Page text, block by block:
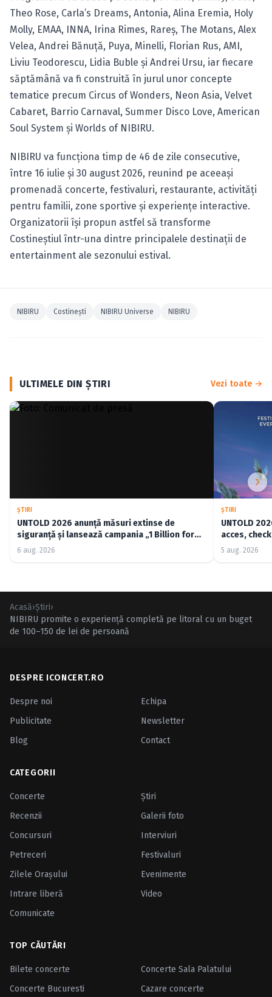
Theo Rose, Carla’s Dreams, Antonia, Alina Eremia, Holy
Molly, EMAA, INNA, Irina Rimes, Rareș, The Motans, Alex
Velea, Andrei Bănuță, Puya, Minelli, Florian Rus, AMI,
Liviu Teodorescu, Lidia Buble și Andrei Ursu, iar fiecare
săptămână va fi construită în jurul unor concepte
tematice precum Circus of Wonders, Neon Asia, Velvet
Cabaret, Barrio Carnaval, Summer Disco Love, American
Soul System și Worlds of NIBIRU.
NIBIRU va funcționa timp de 46 de zile consecutive,
între 16 iulie și 30 august 2026, reunind pe aceeași
promenadă concerte, festivaluri, restaurante, activități
pentru familii, zone sportive și experiențe interactive.
Organizatorii își propun astfel să transforme
Costineștiul într-una dintre principalele destinații de
entertainment ale sezonului estival.
NIBIRU Costineşti NIBIRU Universe NIBIRU
ULTIMELE DIN ŞTIRI Vezi toate →
ŞTIRI
UNTOLD 2026 anunță măsuri extinse de
siguranță și lansează campania „1 Billion for
Good”
6 aug. 2026
ŞTIRI
UNTOLD
acces,
5 aug. 2026
Acasă›Ştiri›
NIBIRU promite o experiență completă pe litoral cu un buget
de 100–150 de lei de persoană
DESPRE ICONCERT.RO
Despre noi
Echipa
Publicitate
Newsletter
Blog
Contact
CATEGORII
Concerte
Ştiri
Recenzii
Galerii foto
Concursuri
Interviuri
Petreceri
Festivaluri
Zilele Oraşului
Evenimente
Intrare liberă
Video
Comunicate
TOP CĂUTĂRI
Bilete concerte
Concerte Sala Palatului
Concerte Bucuresti
Cazare concerte